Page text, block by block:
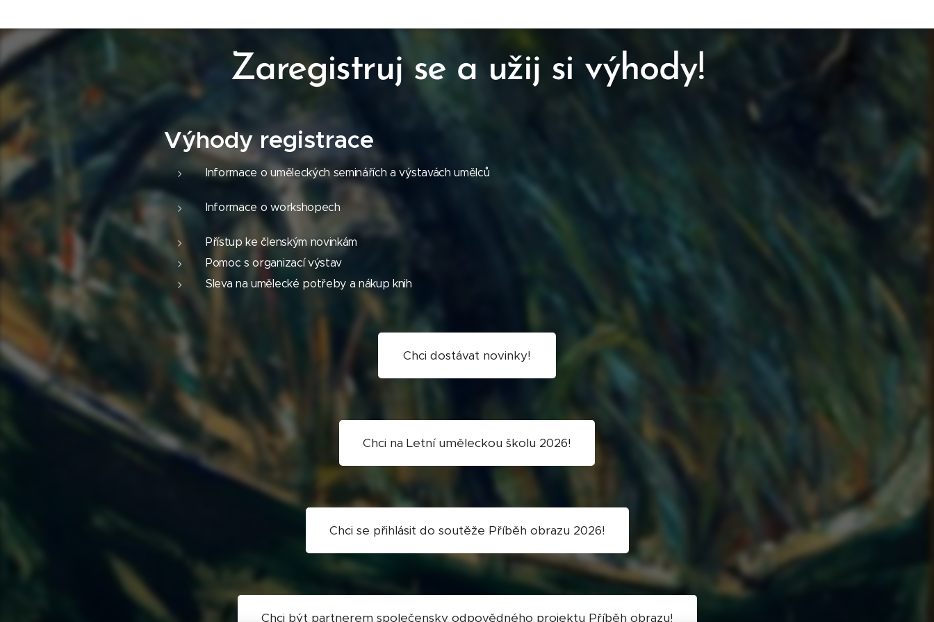
Zaregistruj se a užij si výhody!
Výhody registrace
Informace o uměleckých seminářích a výstavách umělců
Informace o workshopech
Přístup ke členským novinkám
Pomoc s organizací výstav
Sleva na umělecké potřeby a nákup knih
Chci dostávat novinky!
Chci na Letní uměleckou školu 2026!
Chci se přihlásit do soutěže Příběh obrazu 2026!
Chci být partnerem společensky odpovědného projektu Příběh obrazu!